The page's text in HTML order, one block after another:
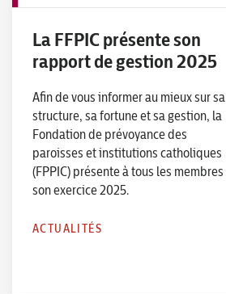
La FFPIC présente son
rapport de gestion 2025
Afin de vous informer au mieux sur sa
structure, sa fortune et sa gestion, la
Fondation de prévoyance des
paroisses et institutions catholiques
(FPPIC) présente à tous les membres
son exercice 2025.
ACTUALITÉS